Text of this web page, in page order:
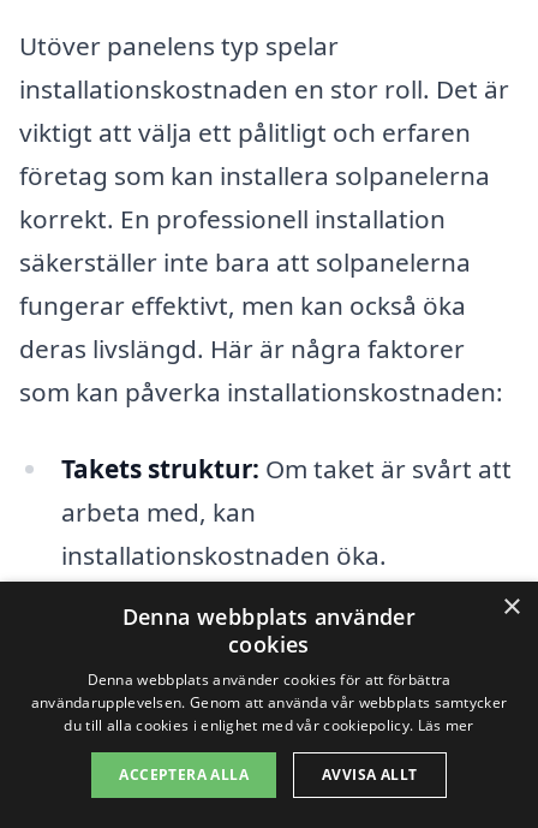
Utöver panelens typ spelar
installationskostnaden en stor roll. Det är
viktigt att välja ett pålitligt och erfaren
företag som kan installera solpanelerna
korrekt. En professionell installation
säkerställer inte bara att solpanelerna
fungerar effektivt, men kan också öka
deras livslängd. Här är några faktorer
som kan påverka installationskostnaden:
Takets struktur: Om taket är svårt att
arbeta med, kan
installationskostnaden öka.
Antal paneler:Ju fler solpaneler som
ska installeras, desto högre blir
kostnaden för arbetet.
Platsens tillgång:Om det är en trång
eller svåråtkomlig plats kan detta leda
×
Denna webbplats använder
cookies
Denna webbplats använder cookies för att förbättra
användarupplevelsen. Genom att använda vår webbplats samtycker
du till alla cookies i enlighet med vår cookiepolicy. Läs mer
ACCEPTERA ALLA AVVISA ALLT